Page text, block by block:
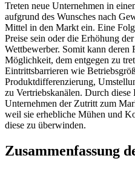
Treten neue Unternehmen in
aufgrund des Wunsches nach
Mittel in den Markt ein. Eine
Preise sein oder die Erhöhung
Wettbewerber. Somit kann deren
Möglichkeit, dem entgegen zu
Eintrittsbarrieren wie
Produktdifferenzierung,
zu Vertriebskanälen. Durch diese
Unternehmen der Zutritt zum
weil sie erhebliche Mühen und
diese zu überwinden.
Zusammenfassung